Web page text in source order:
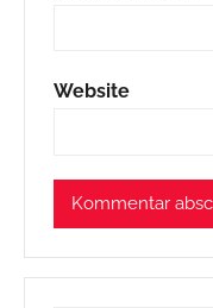
Website